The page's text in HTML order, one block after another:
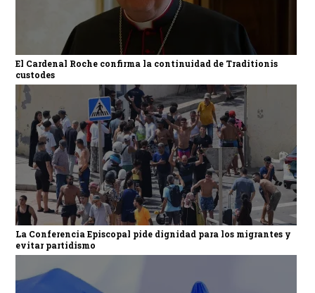
El Cardenal Roche confirma la continuidad de Traditionis
custodes
La Conferencia Episcopal pide dignidad para los migrantes y
evitar partidismo